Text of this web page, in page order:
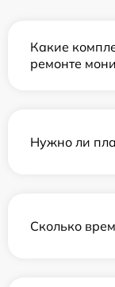
Какие
ремонте
Нужно ли
Сколько